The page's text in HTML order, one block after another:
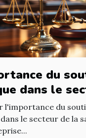
du
dans le
l'importance du
le secteur de la